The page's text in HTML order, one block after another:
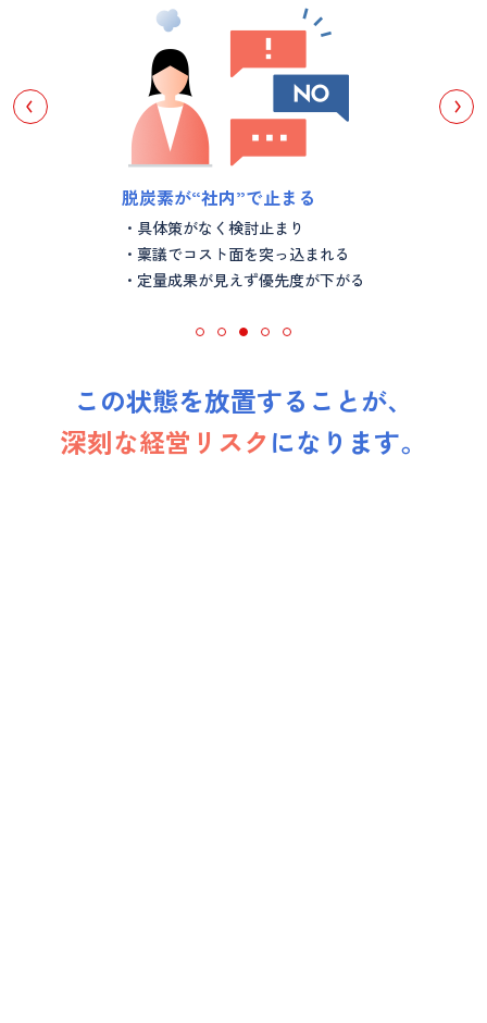
脱炭素が“社内”で止まる
具体策がなく検討止まり
稟議でコスト面を突っ込まれる
定量成果が見えず優先度が下がる
この状態を放置することが、
深刻な経営リスクになります。